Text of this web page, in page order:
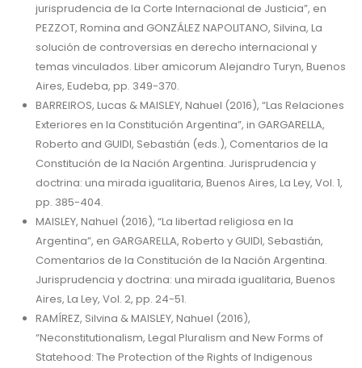
jurisprudencia de la Corte Internacional de Justicia”, en
PEZZOT, Romina and GONZÁLEZ NAPOLITANO, Silvina, La
solución de controversias en derecho internacional y
temas vinculados. Liber amicorum Alejandro Turyn, Buenos
Aires, Eudeba, pp. 349-370.
BARREIROS, Lucas & MAISLEY, Nahuel (2016), “Las Relaciones
Exteriores en la Constitución Argentina”, in GARGARELLA,
Roberto and GUIDI, Sebastián (eds.), Comentarios de la
Constitución de la Nación Argentina. Jurisprudencia y
doctrina: una mirada igualitaria, Buenos Aires, La Ley, Vol. 1,
pp. 385-404.
MAISLEY, Nahuel (2016), “La libertad religiosa en la
Argentina”, en GARGARELLA, Roberto y GUIDI, Sebastián,
Comentarios de la Constitución de la Nación Argentina.
Jurisprudencia y doctrina: una mirada igualitaria, Buenos
Aires, La Ley, Vol. 2, pp. 24-51.
RAMÍREZ, Silvina & MAISLEY, Nahuel (2016),
“Neconstitutionalism, Legal Pluralism and New Forms of
Statehood: The Protection of the Rights of Indigenous